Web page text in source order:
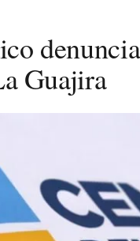
Guajira